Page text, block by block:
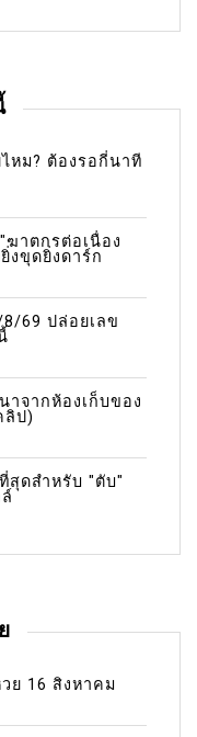
หม? ต้องรอกี่นาที
าตกรต่อเนื่อง
งขุดยิ่งดาร์ก
69 ปล่อยเลข
จากห้องเก็บของ
ลิป)
สุดสำหรับ "ตับ"
ย 16 สิงหาคม